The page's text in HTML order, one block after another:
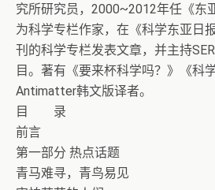
究所研究员，2000~2012年任《东
为科学专栏作家，在《科学东亚日
刊的科学专栏发表文章，并主持
目。著有《要来杯科学吗？》《科
Antimatter韩文版译者。
目 录
前言
第一部分 热点话题
青马难寻，青鸟易见